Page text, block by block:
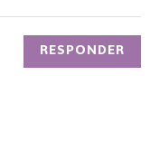
RESPONDER